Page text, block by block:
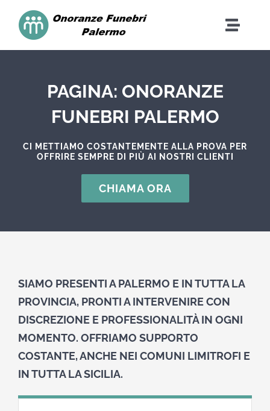
content
Toggle
Contatti
News
PAGINA: ONORANZE
FUNEBRI PALERMO
CI METTIAMO COSTANTEMENTE ALLA PROVA PER
OFFRIRE SEMPRE DI PIÙ AI NOSTRI CLIENTI
CHIAMA ORA
SIAMO PRESENTI A PALERMO E IN TUTTA LA
PROVINCIA, PRONTI A INTERVENIRE CON
DISCREZIONE E PROFESSIONALITÀ IN OGNI
MOMENTO. OFFRIAMO SUPPORTO
COSTANTE, ANCHE NEI COMUNI LIMITROFI E
IN TUTTA LA SICILIA.